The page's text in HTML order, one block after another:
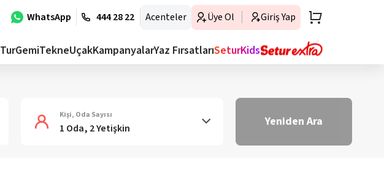
WhatsApp 444 28 22 Acenteler Üye Ol Giriş Yap
TurGemiTekneUçakKampanyalarYaz FırsatlarıSeturKids
Kişi, Oda Sayısı
1 Oda, 2 Yetişkin Yeniden Ara